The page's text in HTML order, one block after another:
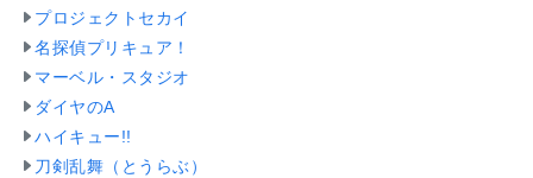
プロジェクトセカイ
名探偵プリキュア！
マーベル・スタジオ
ダイヤのA
ハイキュー!!
刀剣乱舞（とうらぶ）